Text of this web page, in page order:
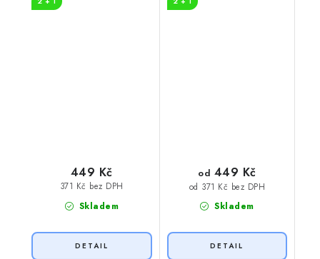
Skladem
371 Kč bez DPH
449 Kč
Skladem
od 371 Kč bez DPH
od 449 Kč